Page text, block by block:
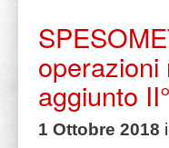
operazioni
aggiunto
1 Ottobre 2018